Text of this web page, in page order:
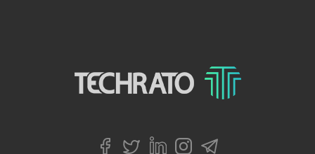
تکراتو – زندگی با تکنولوژی
تلگراماینستاگرام
لینکداینتوییترفیسبوک